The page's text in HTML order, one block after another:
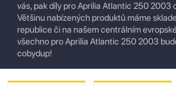
vás, pak díly pro Aprilia Atlantic 250 2003
Většinu nabízených produktů máme
republice či na našem centrálním
všechno pro Aprilia Atlantic 250 2003
cobydup!